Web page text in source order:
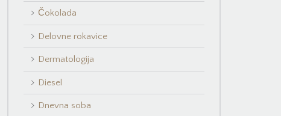
Čokolada
Delovne rokavice
Dermatologija
Diesel
Dnevna soba